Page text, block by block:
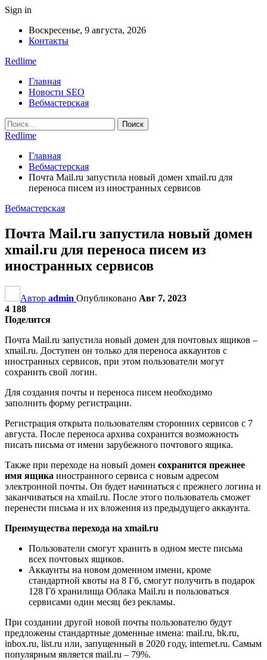
Sign in
Воскресенье, 9 августа, 2026
Контакты
Redlime
Главная
Новости SEO
Вебмастерская
Redlime
Главная
Вебмастерская
Почта Mail.ru запустила новый домен xmail.ru для
переноса писем из иностранных сервисов
Вебмастерская
Почта Mail.ru запустила новый домен
xmail.ru для переноса писем из
иностранных сервисов
Автор admin Опубликовано Авг 7, 2023
4 188
Поделится
Почта Mail.ru запустила новый домен для почтовых ящиков –
xmail.ru. Доступен он только для переноса аккаунтов с
иностранных сервисов, при этом пользователи могут
сохранить свой логин.
Для создания почты и переноса писем необходимо
заполнить форму регистрации.
Регистрация открыта пользователям сторонних сервисов с 7
августа. После переноса архива сохранится возможность
писать письма от имени зарубежного почтового ящика.
Также при переходе на новый домен сохранится прежнее
имя ящика иностранного сервиса с новым адресом
электронной почты. Он будет начинаться с прежнего логина и
заканчиваться на xmail.ru. После этого пользователь сможет
перенести письма и их вложения из предыдущего аккаунта.
Преимущества перехода на xmail.ru
Пользователи смогут хранить в одном месте письма
всех почтовых ящиков.
Аккаунты на новом доменном имени, кроме
стандартной квоты на 8 Гб, смогут получить в подарок
128 Гб хранилища Облака Mail.ru и пользоваться
сервисами один месяц без рекламы.
При создании другой новой почты пользователю будут
предложены стандартные доменные имена: mail.ru, bk.ru,
inbox.ru, list.ru или, запущенный в 2020 году, internet.ru. Самым
популярным является mail.ru – 79%.